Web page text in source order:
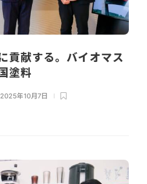
貢献する。バイオマス
塗料
2025年10月7日